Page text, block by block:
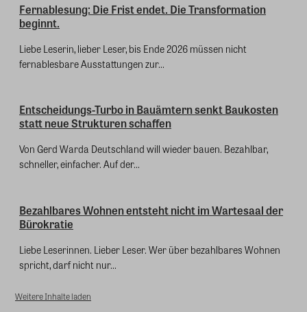
Fernablesung: Die Frist endet. Die Transformation
beginnt.
Liebe Leserin, lieber Leser, bis Ende 2026 müssen nicht
fernablesbare Ausstattungen zur...
Entscheidungs-Turbo in Bauämtern senkt Baukosten
statt neue Strukturen schaffen
Von Gerd Warda Deutschland will wieder bauen. Bezahlbar,
schneller, einfacher. Auf der...
Bezahlbares Wohnen entsteht nicht im Wartesaal der
Bürokratie
Liebe Leserinnen. Lieber Leser. Wer über bezahlbares Wohnen
spricht, darf nicht nur...
Weitere Inhalte laden